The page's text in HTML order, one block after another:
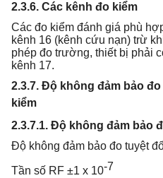
2.3.6. Các kênh đo kiểm
Các đo kiểm đánh giá phù
kênh 16 (kênh cứu nạn) trừ
phép đo trường, thiết bị phải
kênh 17.
2.3.7. Độ không đảm bảo
kiểm
2.3.7.1. Độ không đảm bảo
Độ không đảm bảo đo tuyệt
Tần số RF ±1 x 10-7